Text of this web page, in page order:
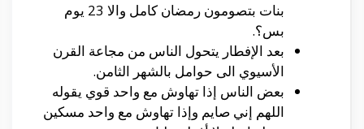
بنات بتصومون رمضان كامل والا 23 يوم
بس؟.
بعد الإفطار يتحول الناس من مجاعة القرن
الأسيوي الى حوامل بالشهر الثامن.
بعض الناس إذا تهاوش مع واحد قوي يقوله
اللهم إني صايم وإذا تهاوش مع واحد مسكين